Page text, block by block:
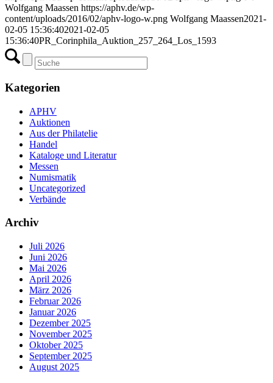
Wolfgang Maassen https://aphv.de/wp-
content/uploads/2016/02/aphv-logo-w.png Wolfgang Maassen2021-
02-05 15:36:402021-02-05
15:36:40PR_Corinphila_Auktion_257_264_Los_1593
Kategorien
APHV
Auktionen
Aus der Philatelie
Handel
Kataloge und Literatur
Messen
Numismatik
Uncategorized
Verbände
Archiv
Juli 2026
Juni 2026
Mai 2026
April 2026
März 2026
Februar 2026
Januar 2026
Dezember 2025
November 2025
Oktober 2025
September 2025
August 2025